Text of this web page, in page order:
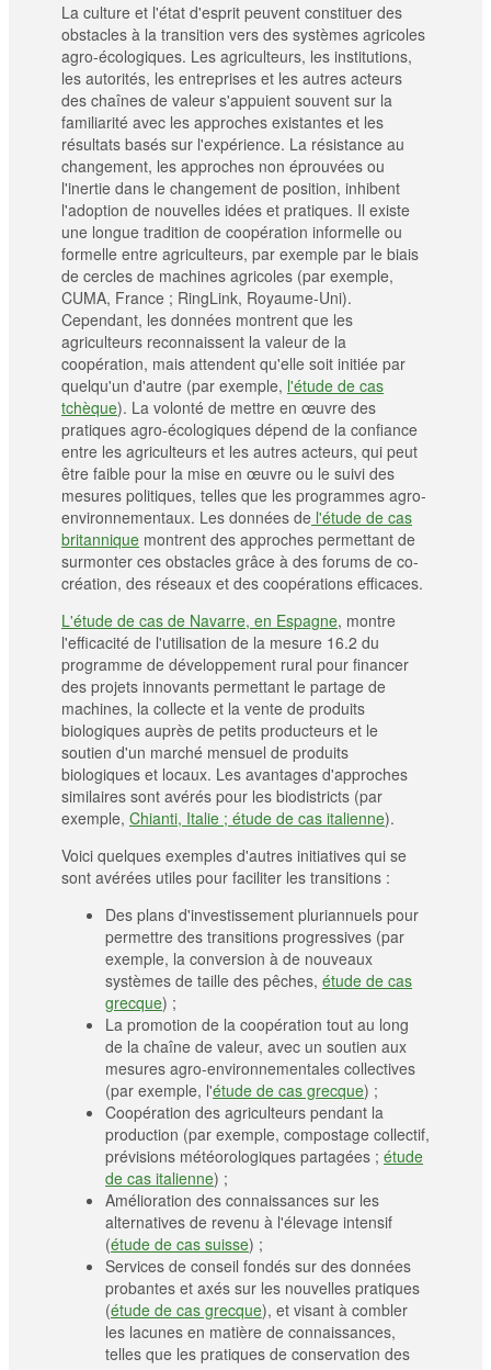
La culture et l'état d'esprit peuvent constituer des
obstacles à la transition vers des systèmes agricoles
agro-écologiques. Les agriculteurs, les institutions,
les autorités, les entreprises et les autres acteurs
des chaînes de valeur s'appuient souvent sur la
familiarité avec les approches existantes et les
résultats basés sur l'expérience. La résistance au
changement, les approches non éprouvées ou
l'inertie dans le changement de position, inhibent
l'adoption de nouvelles idées et pratiques. Il existe
une longue tradition de coopération informelle ou
formelle entre agriculteurs, par exemple par le biais
de cercles de machines agricoles (par exemple,
CUMA, France ; RingLink, Royaume-Uni).
Cependant, les données montrent que les
agriculteurs reconnaissent la valeur de la
coopération, mais attendent qu'elle soit initiée par
quelqu'un d'autre (par exemple, l'étude de cas
tchèque). La volonté de mettre en œuvre des
pratiques agro-écologiques dépend de la confiance
entre les agriculteurs et les autres acteurs, qui peut
être faible pour la mise en œuvre ou le suivi des
mesures politiques, telles que les programmes agro-
environnementaux. Les données de l'étude de cas
britannique montrent des approches permettant de
surmonter ces obstacles grâce à des forums de co-
création, des réseaux et des coopérations efficaces.
L'étude de cas de Navarre, en Espagne, montre
l'efficacité de l'utilisation de la mesure 16.2 du
programme de développement rural pour financer
des projets innovants permettant le partage de
machines, la collecte et la vente de produits
biologiques auprès de petits producteurs et le
soutien d'un marché mensuel de produits
biologiques et locaux. Les avantages d'approches
similaires sont avérés pour les biodistricts (par
exemple, Chianti, Italie ; étude de cas italienne).
Voici quelques exemples d'autres initiatives qui se
sont avérées utiles pour faciliter les transitions :
Des plans d'investissement pluriannuels pour
permettre des transitions progressives (par
exemple, la conversion à de nouveaux
systèmes de taille des pêches, étude de cas
grecque) ;
La promotion de la coopération tout au long
de la chaîne de valeur, avec un soutien aux
mesures agro-environnementales collectives
(par exemple, l'étude de cas grecque) ;
Coopération des agriculteurs pendant la
production (par exemple, compostage collectif,
prévisions météorologiques partagées ; étude
de cas italienne) ;
Amélioration des connaissances sur les
alternatives de revenu à l'élevage intensif
(étude de cas suisse) ;
Services de conseil fondés sur des données
probantes et axés sur les nouvelles pratiques
(étude de cas grecque), et visant à combler
les lacunes en matière de connaissances,
telles que les pratiques de conservation des